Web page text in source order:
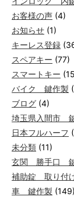
お客様の声 (4)
お知らせ (1)
キーレス登録
スペアキー (77)
スマートキー
バイク 鍵作製
ブログ (4)
埼玉県入間市
日本フルハーフ
未分類 (11)
玄関 勝手口
補助錠 取り付
車 鍵作製 (149)